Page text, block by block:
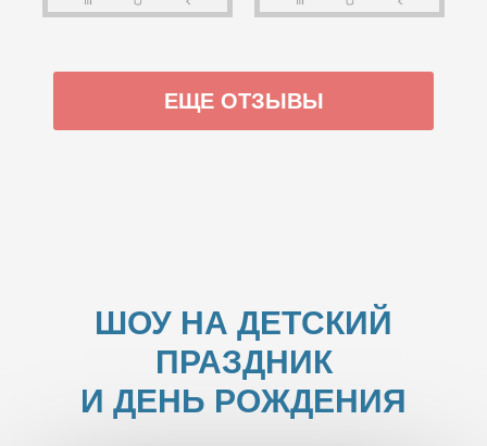
ЕЩЕ ОТЗЫВЫ
ШОУ НА ДЕТСКИЙ
ПРАЗДНИК
И ДЕНЬ РОЖДЕНИЯ